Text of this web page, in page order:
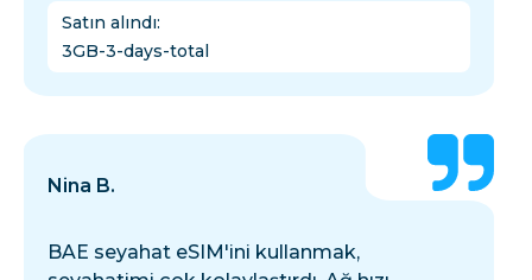
Satın alındı:
3GB-3-days-total
Nina B.
BAE seyahat eSIM'ini kullanmak,